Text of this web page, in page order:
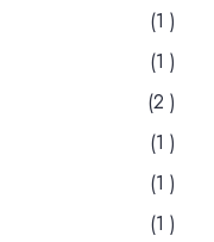
(1 )
(1 )
(2 )
(1 )
(1 )
(1 )